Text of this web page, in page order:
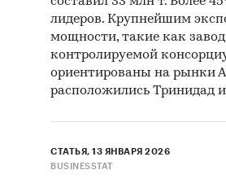
лидеров. Крупнейшим
мощности, такие как
контролируемой
ориентированы на рынки
расположились Тринидад и
СТАТЬЯ, 13 ЯНВАРЯ 2026
BUSINESSTAT